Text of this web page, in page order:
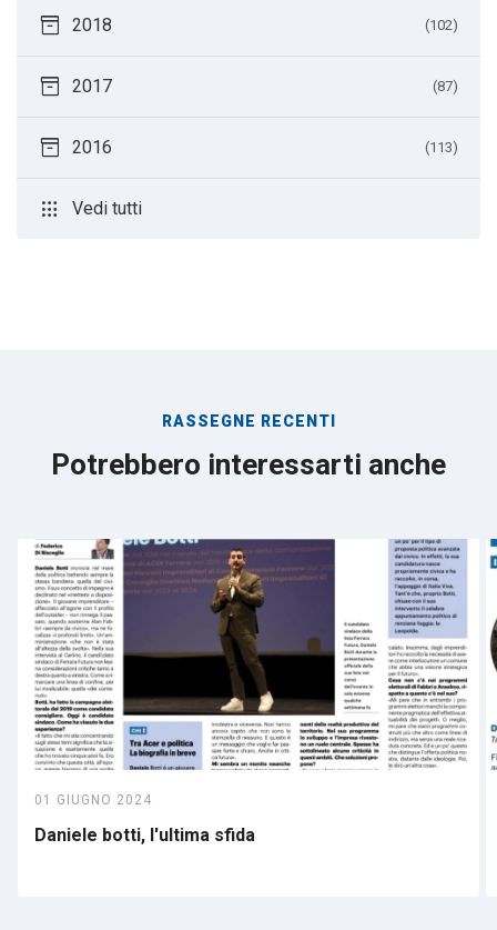
inventory_2 2018 (102)
inventory_2 2017 (87)
inventory_2 2016 (113)
apps Vedi tutti
RASSEGNE RECENTI
Potrebbero interessarti anche
01 GIUGNO 2024
Daniele botti, l'ultima sfida